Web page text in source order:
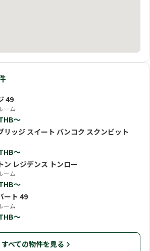
49
ーム
〜
リッジ スイート バンコク スクンビット
〜
ン レジデンス トンロー
ーム
〜
ート 49
ーム
〜
すべての物件を見る